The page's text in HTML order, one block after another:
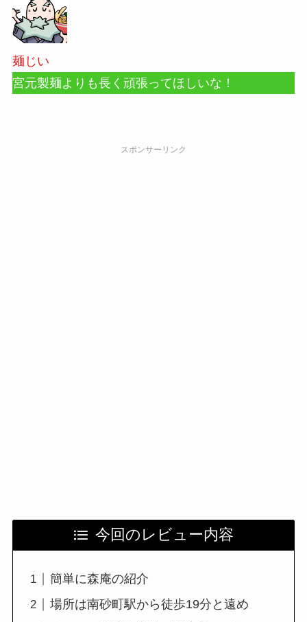
麺じい
宮元製麺よりも長く頑張ってほしいな！
スポンサーリンク
今回のレビュー内容
簡単に森庵の紹介
場所は南砂町駅から徒歩19分と遠め